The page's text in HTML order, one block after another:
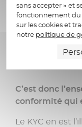
la donnée et
partage
C’est donc
conformité qui
Le KYC en est
sans accepter » et
fonctionnement du
sur les cookies et
notre politique de